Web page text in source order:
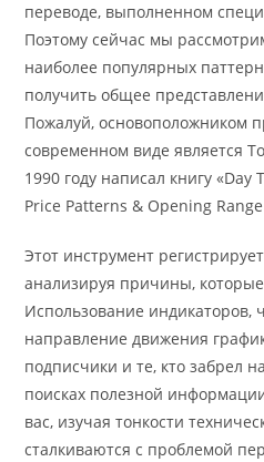
переводе, выполненном
Поэтому сейчас мы
наиболее популярных
получить общее
Пожалуй, основоположником
современном виде является
1990 году написал книгу
Price Patterns & Opening
Этот инструмент
анализируя причины,
Использование индикаторов,
направление движения
подписчики и те, кто забрел
поисках полезной
вас, изучая тонкости
сталкиваются с проблемой